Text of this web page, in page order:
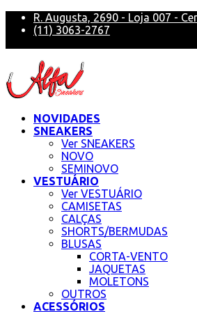
R. Augusta, 2690 - Loja 007 -
(11) 3063-2767
NOVIDADES
SNEAKERS
Ver SNEAKERS
NOVO
SEMINOVO
VESTUÁRIO
Ver VESTUÁRIO
CAMISETAS
CALÇAS
SHORTS/BERMUDAS
BLUSAS
CORTA-VENTO
JAQUETAS
MOLETONS
OUTROS
ACESSÓRIOS